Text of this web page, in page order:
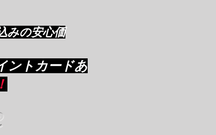
みの安心価
ントカードあ
！